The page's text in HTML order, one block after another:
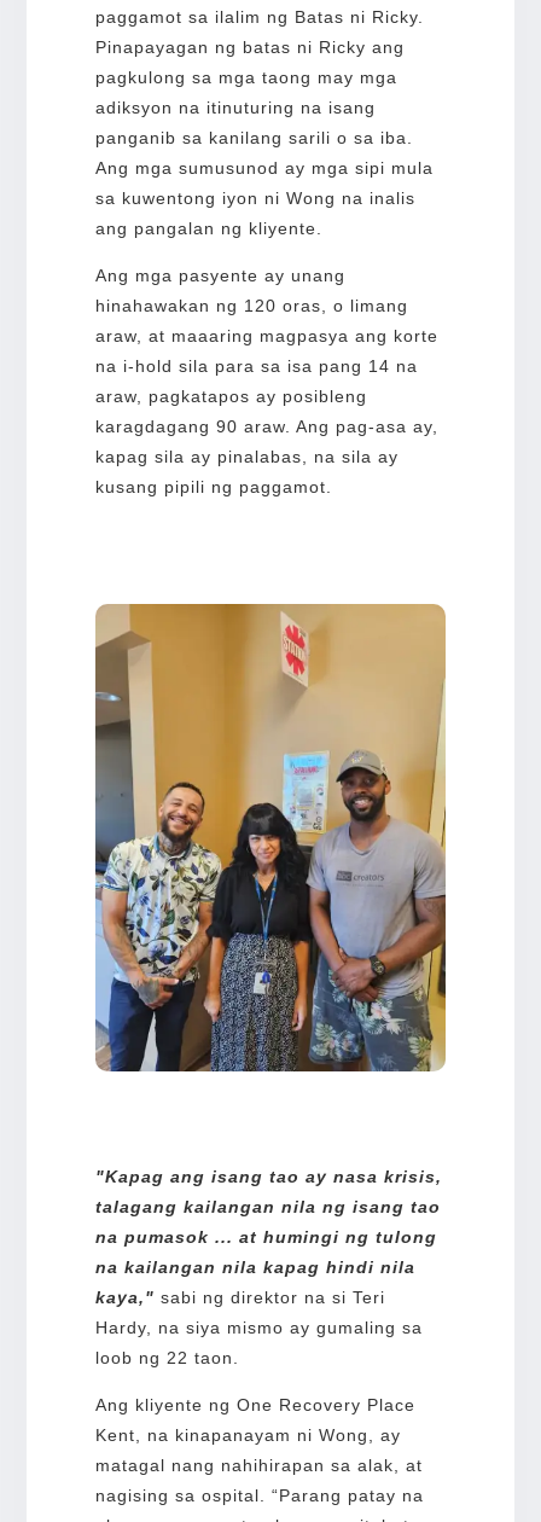
paggamot sa ilalim ng Batas ni Ricky.
Pinapayagan ng batas ni Ricky ang
pagkulong sa mga taong may mga
adiksyon na itinuturing na isang
panganib sa kanilang sarili o sa iba.
Ang mga sumusunod ay mga sipi mula
sa kuwentong iyon ni Wong na inalis
ang pangalan ng kliyente.
Ang mga pasyente ay unang
hinahawakan ng 120 oras, o limang
araw, at maaaring magpasya ang korte
na i-hold sila para sa isa pang 14 na
araw, pagkatapos ay posibleng
karagdagang 90 araw. Ang pag-asa ay,
kapag sila ay pinalabas, na sila ay
kusang pipili ng paggamot.
"Kapag ang isang tao ay nasa krisis,
talagang kailangan nila ng isang tao
na pumasok ... at humingi ng tulong
na kailangan nila kapag hindi nila
kaya," sabi ng direktor na si Teri
Hardy, na siya mismo ay gumaling sa
loob ng 22 taon.
Ang kliyente ng One Recovery Place
Kent, na kinapanayam ni Wong, ay
matagal nang nahihirapan sa alak, at
nagising sa ospital. “Parang patay na